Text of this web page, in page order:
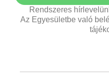
Rendszeres
Az Egyesületbe való